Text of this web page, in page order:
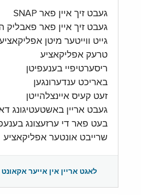
געבט זיך איין פאר SNAP
געבט זיך איין פאר פאבליק
גייט ווייטער מיטן
טרעק אפליקאציע
ריסערטיפיי בענעפיטן
באריכט ענדערונגען
זעט קעיס איינצלהייטן
געבט אריין באשטעטיגונג
בעט פאר די ערזעצונג
שרייבט אונטער אפליקאציע
לאגט אריין אין אייער אקאונט